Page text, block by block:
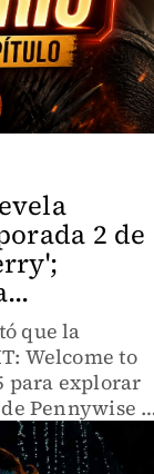
2 de
que la
Welcome to
para explorar
Pennywise y
de la